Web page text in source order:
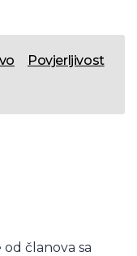
Povjerljivost
članova sa